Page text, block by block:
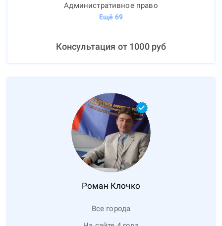
Административное право
Ещё 69
Консультация от 1000руб
Роман Клочко
Все города